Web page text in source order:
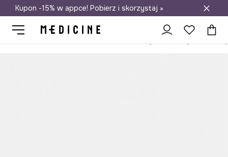
Darmowa dostawa do salonów
Kupon -15% w appce! Pobierz i skorzystaj »